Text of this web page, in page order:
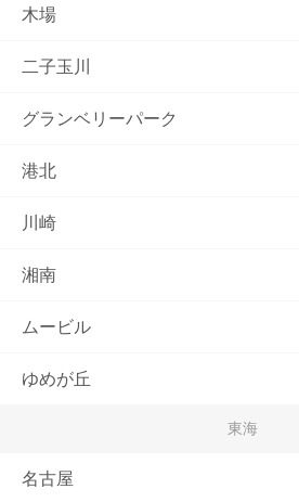
木場
二子玉川
グランベリーパーク
港北
川崎
湘南
ムービル
ゆめが丘
東海
名古屋